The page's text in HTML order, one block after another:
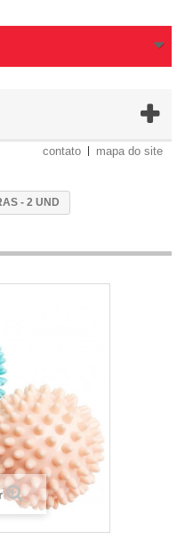
contato mapa do site
- 2 UND